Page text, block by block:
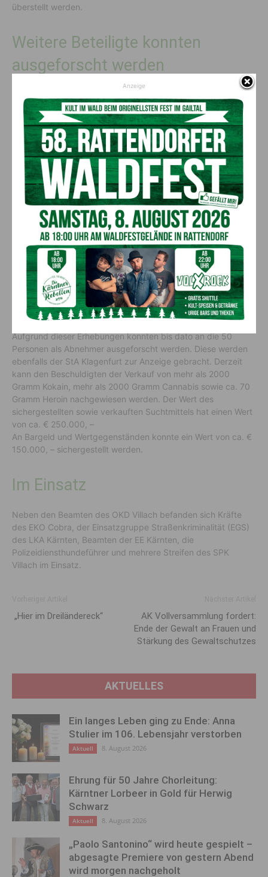
überstellt werden.
Weitere Beteiligte konnten
ausgeforscht werden
Suchtmittellieferant von zumindest drei der Beschuldigten, ein
25-jähriger Mann aus Klagenfurt, ausgeforscht werden. Dieser
konnte am 04. Juni 2023 am Flughafen Klagenfurt aufgrund
einer Anordnung der StA Klagenfurt festgenommen und in die
JA Klagenfurt eingeliefert werden. Im Zuge einer beim 25-
jähirgen durchgeführten Hausdurchsuchung konnten mehrere
zehntausend Euro Bargeld, Suchmittelutensilien, Kaufbons
von Kryptowährungen in der Höhe von mehreren tausend
Euro, diverser Schmuck und Luxusuhren in der Höhe von
mehreren zehntausend Euro sowie ca. 380 Gramm
Cannabiskraut vorgefunden und sichergestellt werden. Des
Weiteren wurde auch sein Sportwagen sichergestellt, da der
Verdacht besteht, dass dieser durch den illegalen Verkauf von
Suchtmitteln finanziert wurde.
50 Abnehmer wurden angezeigt
Aufgrund dieser Erhebungen konnten bis dato an die 50
Personen als Abnehmer ausgeforscht werden. Diese werden
ebenfalls der StA Klagenfurt zur Anzeige gebracht. Derzeit
kann den Beschuldigten der Verkauf von mehr als 2000
Gramm Kokain, mehr als 2000 Gramm Cannabis sowie ca. 70
Gramm Heroin nachgewiesen werden. Der Wert des
sichergestellten sowie verkauften Suchtmittels hat einen Wert
von ca. € 250.000, –
An Bargeld und Wertgegenständen konnte ein Wert von ca. €
150.000, – sichergestellt werden.
Im Einsatz
Neben den Beamten des OKD Villach befanden sich Kräfte
des EKO Cobra, der Einsatzgruppe Straßenkriminalität (EGS)
des LKA Kärnten, Beamten der EE Kärnten, die
Polizeidiensthundeführer und mehrere Streifen des SPK
Villach im Einsatz.
„Hier im Dreiländereck“
AK Vollversammlung fordert:
Ende der Gewalt an Frauen und
Stärkung des Gewaltschutzes
AKTUELLES
Ein langes Leben ging zu Ende: Anna
Stulier im 106. Lebensjahr verstorben
Aktuell 8. August 2026
Ehrung für 50 Jahre Chorleitung:
Kärntner Lorbeer in Gold für Herwig
Schwarz
Aktuell 8. August 2026
„Paolo Santonino“ wird heute gespielt –
abgesagte Premiere von gestern Abend
wird morgen nachgeholt
Anzeige